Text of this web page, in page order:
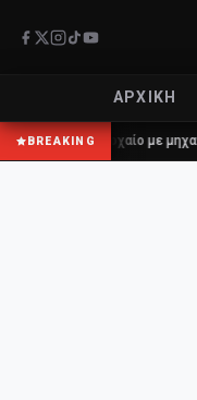
ΑΡΧΙΚΉ
BREAKING
σε τροχαίο με μηχανή